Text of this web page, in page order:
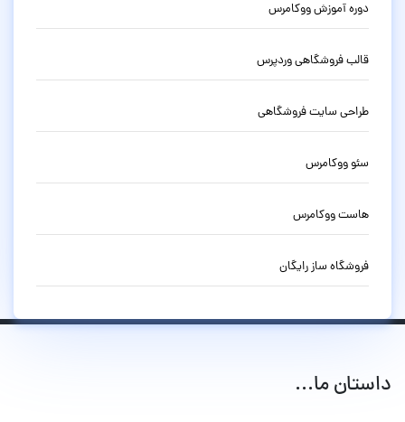
دوره آموزش ووکامرس
قالب فروشگاهی وردپرس
طراحی سایت فروشگاهی
سئو ووکامرس
هاست ووکامرس
فروشگاه ساز رایگان
داستان ما...